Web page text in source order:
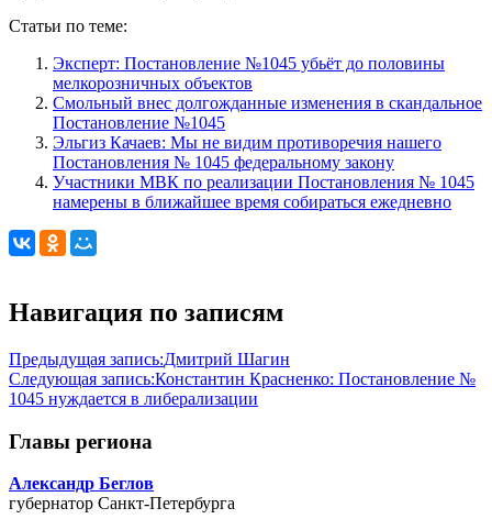
Статьи по теме:
Эксперт: Постановление №1045 убьёт до половины
мелкорозничных объектов
Смольный внес долгожданные изменения в скандальное
Постановление №1045
Эльгиз Качаев: Мы не видим противоречия нашего
Постановления № 1045 федеральному закону
Участники МВК по реализации Постановления № 1045
намерены в ближайшее время собираться ежедневно
Навигация по записям
Предыдущая запись:Дмитрий Шагин
Следующая запись:Константин Красненко: Постановление №
1045 нуждается в либерализации
Главы региона
Александр Беглов
губернатор Санкт-Петербурга